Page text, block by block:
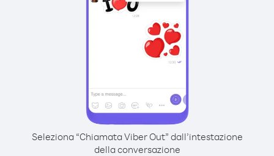
Seleziona “Chiamata Viber Out” dall’intestazione
della conversazione